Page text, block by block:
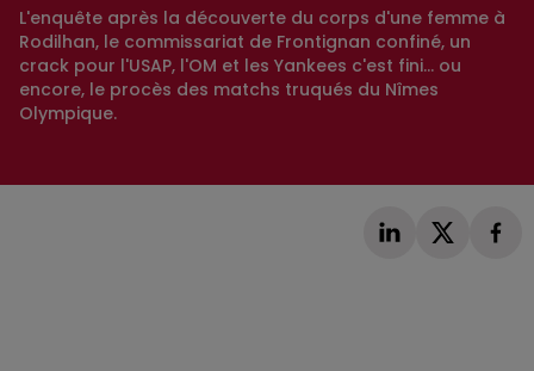
L'enquête après la découverte du corps d'une femme à
Rodilhan, le commissariat de Frontignan confiné, un
crack pour l'USAP, l'OM et les Yankees c'est fini... ou
encore, le procès des matchs truqués du Nîmes
Olympique.